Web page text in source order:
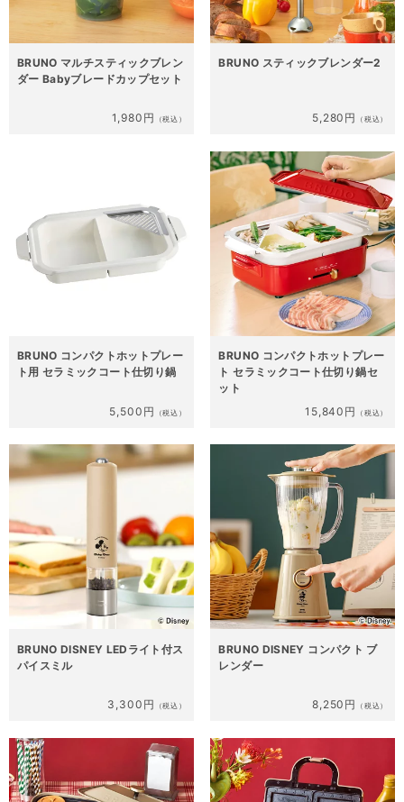
BRUNO マルチスティックブレン
ダー Babyブレードカップセット
1,980円 （税込）
BRUNO スティックブレンダー2
5,280円 （税込）
BRUNO コンパクトホットプレー
ト用 セラミックコート仕切り鍋
5,500円 （税込）
BRUNO コンパクトホットプレー
ト セラミックコート仕切り鍋セ
ット
15,840円
（税込）
BRUNO DISNEY LEDライト付ス
パイスミル
3,300円 （税込）
BRUNO DISNEY コンパクト ブ
レンダー
8,250円 （税込）